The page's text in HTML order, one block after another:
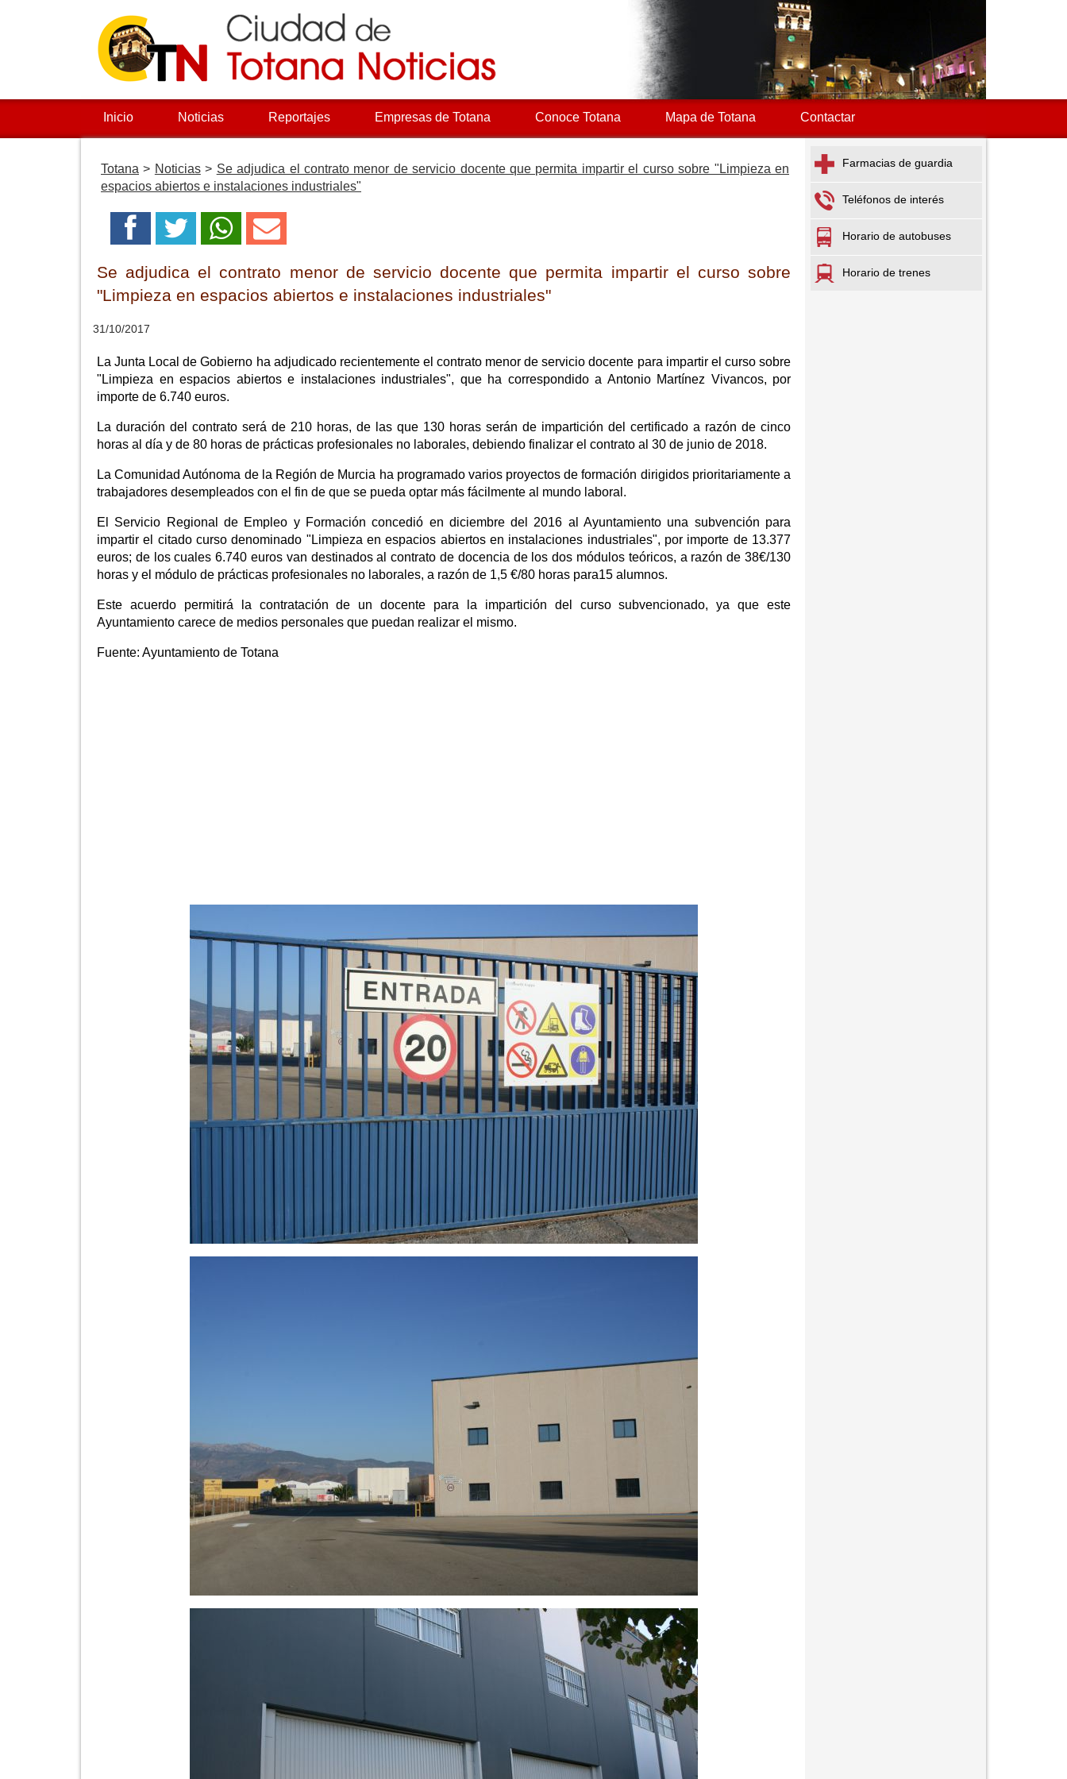
Inicio Noticias Reportajes Empresas de Totana Conoce Totana Mapa de Totana Contactar
Totana > Noticias> Se adjudica el contrato menor de servicio docente que permita impartir el curso sobre "Limpieza en
espacios abiertos e instalaciones industriales"
Se adjudica el contrato menor de servicio docente que permita impartir el curso sobre
"Limpieza en espacios abiertos e instalaciones industriales"
31/10/2017
La Junta Local de Gobierno ha adjudicado recientemente el contrato menor de servicio docente para impartir el curso sobre
"Limpieza en espacios abiertos e instalaciones industriales", que ha correspondido a Antonio Martínez Vivancos, por
importe de 6.740 euros.
La duración del contrato será de 210 horas, de las que 130 horas serán de impartición del certificado a razón de cinco
horas al día y de 80 horas de prácticas profesionales no laborales, debiendo finalizar el contrato al 30 de junio de 2018.
La Comunidad Autónoma de la Región de Murcia ha programado varios proyectos de formación dirigidos prioritariamente a
trabajadores desempleados con el fin de que se pueda optar más fácilmente al mundo laboral.
El Servicio Regional de Empleo y Formación concedió en diciembre del 2016 al Ayuntamiento una subvención para
impartir el citado curso denominado "Limpieza en espacios abiertos en instalaciones industriales", por importe de 13.377
euros; de los cuales 6.740 euros van destinados al contrato de docencia de los dos módulos teóricos, a razón de 38€/130
horas y el módulo de prácticas profesionales no laborales, a razón de 1,5 €/80 horas para15 alumnos.
Este acuerdo permitirá la contratación de un docente para la impartición del curso subvencionado, ya que este
Ayuntamiento carece de medios personales que puedan realizar el mismo.
Fuente: Ayuntamiento de Totana
Farmacias de guardia
Teléfonos de interés
Horario de autobuses
Horario de trenes